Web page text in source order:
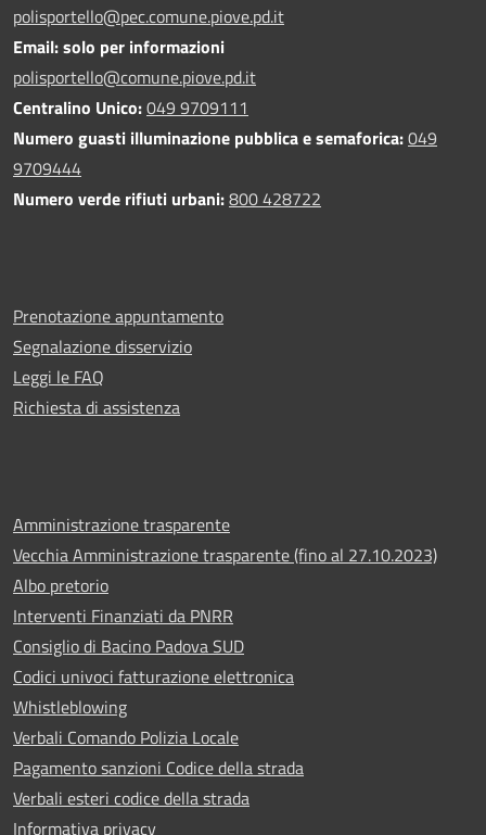
polisportello@pec.comune.piove.pd.it
Email: solo per informazioni
polisportello@comune.piove.pd.it
Centralino Unico:049 9709111
Numero guasti illuminazione pubblica e semaforica:049
9709444
Numero verde rifiuti urbani:800 428722
Prenotazione appuntamento
Segnalazione disservizio
Leggi le FAQ
Richiesta di assistenza
Amministrazione trasparente
Vecchia Amministrazione trasparente (fino al 27.10.2023)
Albo pretorio
Interventi Finanziati da PNRR
Consiglio di Bacino Padova SUD
Codici univoci fatturazione elettronica
Whistleblowing
Verbali Comando Polizia Locale
Pagamento sanzioni Codice della strada
Verbali esteri codice della strada
Informativa privacy